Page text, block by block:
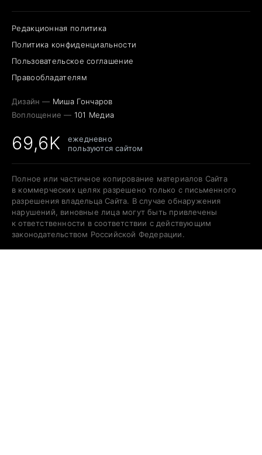
Редакционная политика
Политика конфиденциальности
Пользовательское соглашение
Правообладателям
Дизайн — Миша Гончаров
Воплощение — 101 Медиа
69,6K
ежедневно
пользуются сайтом
Полное или частичное копирование материалов Сайта
в коммерческих целях разрешено только с письменного
разрешения владельца Сайта. В случае обнаружения
нарушений, виновные лица могут быть привлечены
к ответственности в соответствии с действующим
законодательством Российской Федерации.